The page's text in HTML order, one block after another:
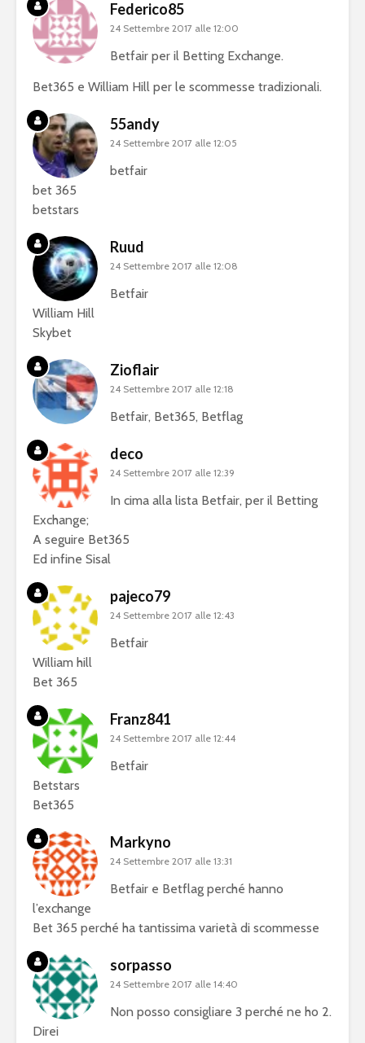
Federico85
24 Settembre 2017 alle 12:00
Betfair per il Betting Exchange.
Bet365 e William Hill per le scommesse tradizionali.
55andy
24 Settembre 2017 alle 12:05
betfair
bet 365
betstars
Ruud
24 Settembre 2017 alle 12:08
Betfair
William Hill
Skybet
Zioflair
24 Settembre 2017 alle 12:18
Betfair, Bet365, Betflag
deco
24 Settembre 2017 alle 12:39
In cima alla lista Betfair, per il Betting
Exchange;
A seguire Bet365
Ed infine Sisal
pajeco79
24 Settembre 2017 alle 12:43
Betfair
William hill
Bet 365
Franz841
24 Settembre 2017 alle 12:44
Betfair
Betstars
Bet365
Markyno
24 Settembre 2017 alle 13:31
Betfair e Betflag perché hanno
l’exchange
Bet 365 perché ha tantissima varietà di scommesse
sorpasso
24 Settembre 2017 alle 14:40
Non posso consigliare 3 perché ne ho 2.
Direi